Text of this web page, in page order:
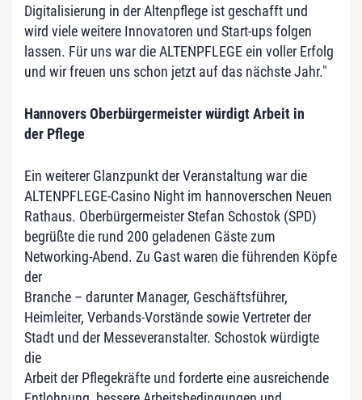
Digitalisierung in der Altenpflege ist geschafft und
wird viele weitere Innovatoren und Start-ups folgen
lassen. Für uns war die ALTENPFLEGE ein voller Erfolg
und wir freuen uns schon jetzt auf das nächste Jahr."
Hannovers Oberbürgermeister würdigt Arbeit in
der Pflege
Ein weiterer Glanzpunkt der Veranstaltung war die
ALTENPFLEGE-Casino Night im hannoverschen Neuen
Rathaus. Oberbürgermeister Stefan Schostok (SPD)
begrüßte die rund 200 geladenen Gäste zum
Networking-Abend. Zu Gast waren die führenden Köpfe
der
Branche – darunter Manager, Geschäftsführer,
Heimleiter, Verbands-Vorstände sowie Vertreter der
Stadt und der Messeveranstalter. Schostok würdigte
die
Arbeit der Pflegekräfte und forderte eine ausreichende